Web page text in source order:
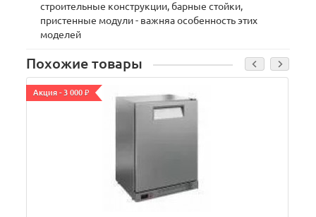
строительные конструкции, барные стойки,
пристенные модули - важняа особенность этих
моделей
Похожие товары
Акция - 3 000 ₽